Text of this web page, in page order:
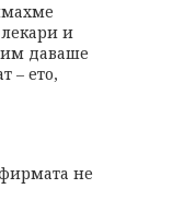
и
даваше
– ето,
не